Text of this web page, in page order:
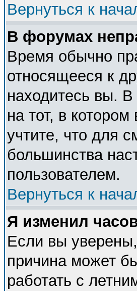
Вернуться к
В форумах
Время обычно
относящееся к
находитесь вы.
на тот, в
учтите, что для
большинства
пользователем.
Вернуться к
Я изменил
Если вы
причина может
работать с